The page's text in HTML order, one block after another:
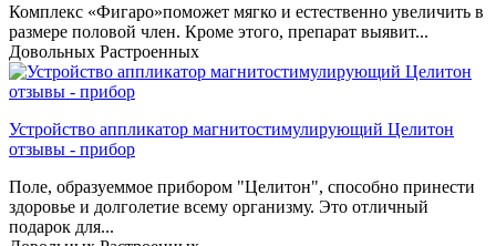
Комплекс «Фигаро»поможет мягко и естественно увеличить в
размере половой член. Кроме этого, препарат выявит...
Довольных Растроенных
Устройство аппликатор магнитостимулирующий Целитон
отзывы - прибор
Поле, образуеммое прибором "Целитон", способно принести
здоровье и долголетие всему организму. Это отличный
подарок для...